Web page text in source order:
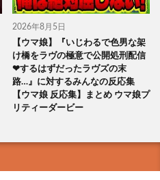
2026年8月5日
【ウマ娘】『いじわるで色男な架
け橋をラヴの極意で公開処刑配信
❤するはずだったラヴズの末
路…』に対するみんなの反応集
【ウマ娘 反応集】まとめ ウマ娘プ
リティーダービー